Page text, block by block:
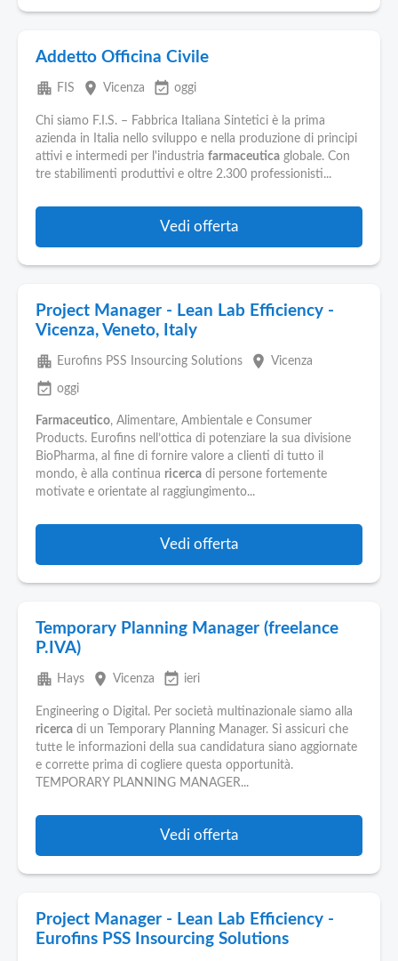
Addetto Officina Civile
apartment FIS place Vicenza event_available oggi
Chi siamo F.I.S. – Fabbrica Italiana Sintetici è la prima
azienda in Italia nello sviluppo e nella produzione di principi
attivi e intermedi per l'industria farmaceutica globale. Con
tre stabilimenti produttivi e oltre 2.300 professionisti...
Vedi offerta
Project Manager - Lean Lab Efficiency -
Vicenza, Veneto, Italy
apartment Eurofins PSS Insourcing Solutions place Vicenza
event_available oggi
Farmaceutico, Alimentare, Ambientale e Consumer
Products. Eurofins nell’ottica di potenziare la sua divisione
BioPharma, al fine di fornire valore a clienti di tutto il
mondo, è alla continua ricerca di persone fortemente
motivate e orientate al raggiungimento...
Vedi offerta
Temporary Planning Manager (freelance
P.IVA)
apartment Hays place Vicenza event_available ieri
Engineering o Digital. Per società multinazionale siamo alla
ricerca di un Temporary Planning Manager. Si assicuri che
tutte le informazioni della sua candidatura siano aggiornate
e corrette prima di cogliere questa opportunità.
TEMPORARY PLANNING MANAGER...
Vedi offerta
Project Manager - Lean Lab Efficiency -
Eurofins PSS Insourcing Solutions